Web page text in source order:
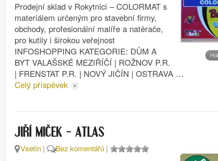
Prodejní sklad v Rokytnici – COLORMAT s
materiálem určeným pro stavební firmy,
obchody, profesionální malíře a natěrače,
pro kutily i širokou veřejnost
INFOSHOPPING KATEGORIE: DŮM A
BYT VALAŠSKÉ MEZIŘÍČÍ | ROŽNOV P.R.
| FRENSTAT P.R. | NOVÝ JIČÍN | OSTRAVA …
Celý příspěvek
JIŘÍ MIČEK – ATLAS
Vsetín | Bez komentářů |